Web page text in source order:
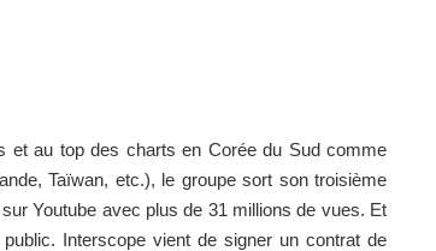
et au top des charts en Corée du Sud comme
Taïwan, etc.), le groupe sort son troisième
Youtube avec plus de 31 millions de vues. Et
Interscope vient de signer un contrat de